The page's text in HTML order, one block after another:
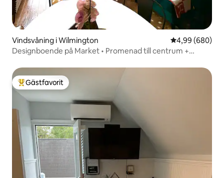
Vindsvåning i Wilmington 4,99 av 5 i
4,99 (680)
Designboende på Market • Promenad till centrum +
Populär gästfavorit
Gästfavorit